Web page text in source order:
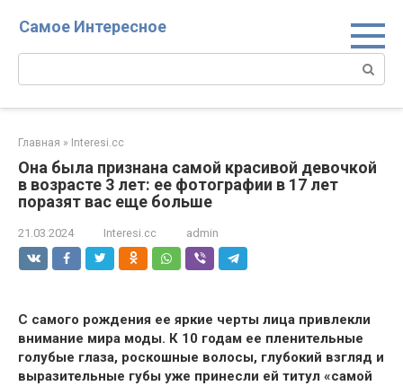
Самое Интересное
Поиск:
Главная » Interesi.cc
Она была признана самой красивой девочкой
в возрасте 3 лет: ее фотографии в 17 лет
поразят вас еще больше
21.03.2024 Interesi.cc admin
С самого рождения ее яркие черты лица привлекли
внимание мира моды. К 10 годам ее пленительные
голубые глаза, роскошные волосы, глубокий взгляд и
выразительные губы уже принесли ей титул «самой